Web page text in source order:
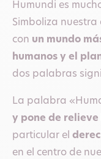
Humundi es
Simboliza
con un mundo
humanos y el
dos palabras
La palabra
y pone de
particular el
en el centro de